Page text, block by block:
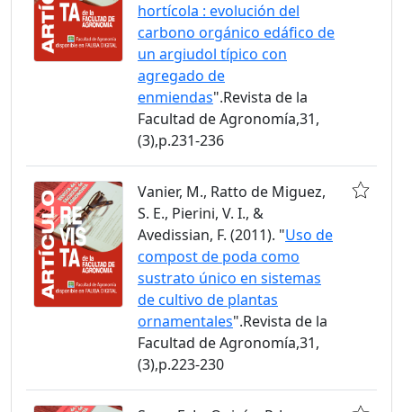
hortícola : evolución del
carbono orgánico edáfico de
un argiudol típico con
agregado de
enmiendas".Revista de la
Facultad de Agronomía,31,
(3),p.231-236
Vanier, M., Ratto de Miguez,
S. E., Pierini, V. I., &
Avedissian, F. (2011). "Uso de
compost de poda como
sustrato único en sistemas
de cultivo de plantas
ornamentales".Revista de la
Facultad de Agronomía,31,
(3),p.223-230